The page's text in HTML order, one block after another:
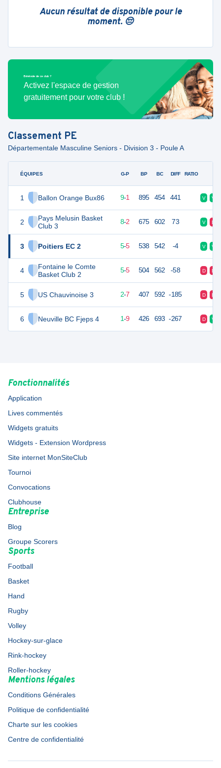
Aucun résultat de disponible pour le
moment. 😔
Bénévole de ce club ?
Activez l'espace de gestion
gratuitement pour votre club !
Classement PE
Départementale Masculine Seniors - Division 3 - Poule A
ÉQUIPES
1 Ballon Orange Bux86
2
Pays Melusin Basket
Club 3
3 Poitiers EC 2
4
Fontaine le Comte
Basket Club 2
5 US Chauvinoise 3
6 Neuville BC Fjeps 4
G-P BP BC DIFF RATIO
19 10 9-1 895 454 441 V V
18 10 8-2 675 602 73 V D
5-5 538 542 -4 V V
15 5-5 504 562 -58 D D
11 2-7 407 592 -185 D D
11 1-9 426 693 -267 D V
Fonctionnalités
Application
Lives commentés
Widgets gratuits
Widgets - Extension Wordpress
Site internet MonSiteClub
Tournoi
Convocations
Clubhouse
Entreprise
Blog
Groupe Scorers
Sports
Football
Basket
Hand
Rugby
Volley
Hockey-sur-glace
Rink-hockey
Roller-hockey
Mentions légales
Conditions Générales
Politique de confidentialité
Charte sur les cookies
Centre de confidentialité